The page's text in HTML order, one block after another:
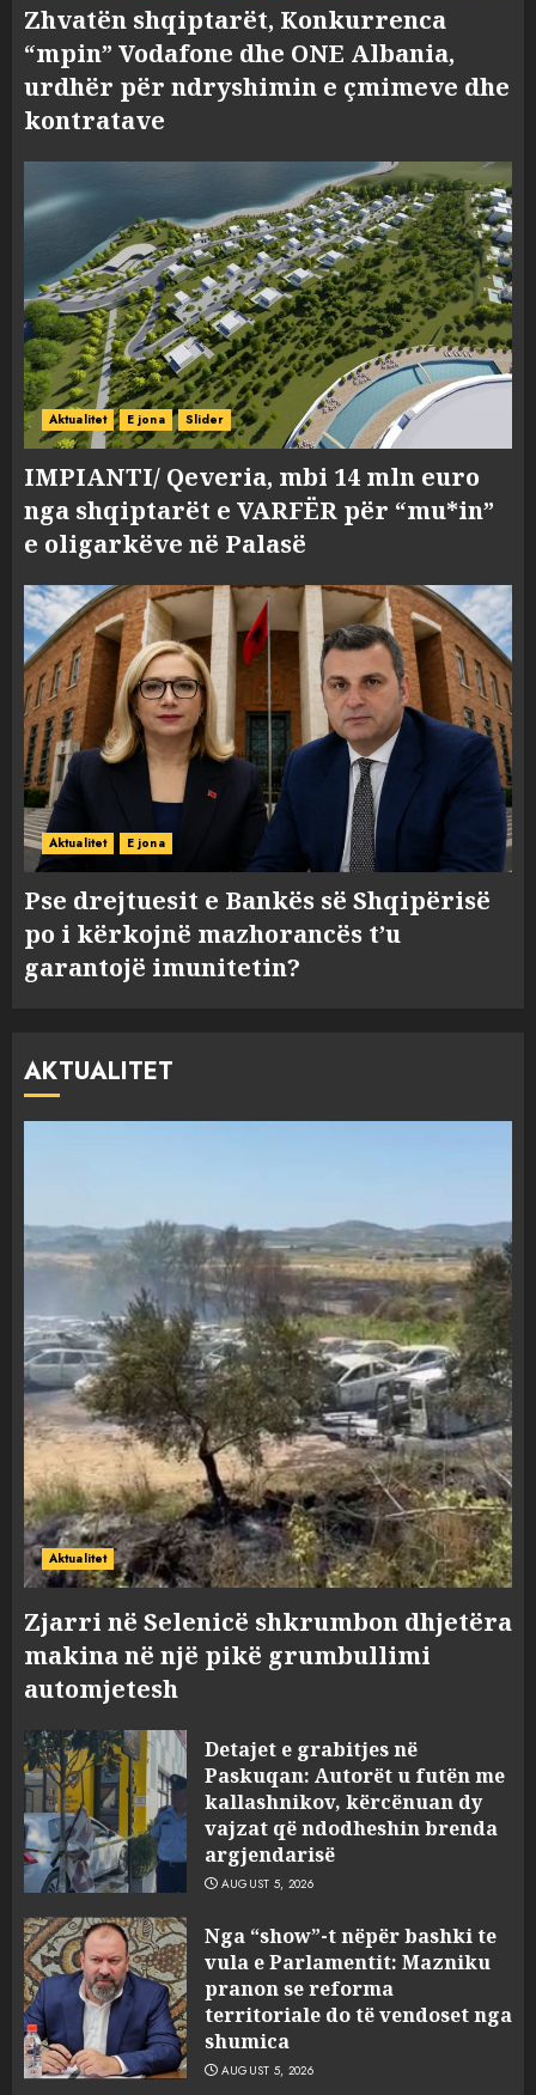
Zhvatën shqiptarët, Konkurrenca
“mpin” Vodafone dhe ONE Albania,
urdhër për ndryshimin e çmimeve dhe
kontratave
Aktualitet E jona Slider
IMPIANTI/ Qeveria, mbi 14 mln euro
nga shqiptarët e VARFËR për “mu*in”
e oligarkëve në Palasë
Aktualitet E jona
Pse drejtuesit e Bankës së Shqipërisë
po i kërkojnë mazhorancës t’u
garantojë imunitetin?
AKTUALITET
Aktualitet
Zjarri në Selenicë shkrumbon dhjetëra
makina në një pikë grumbullimi
automjetesh
Detajet e grabitjes në
Paskuqan: Autorët u futën me
kallashnikov, kërcënuan dy
vajzat që ndodheshin brenda
argjendarisë
AUGUST 5, 2026
Nga “show”-t nëpër bashki te
vula e Parlamentit: Mazniku
pranon se reforma
territoriale do të vendoset nga
shumica
AUGUST 5, 2026